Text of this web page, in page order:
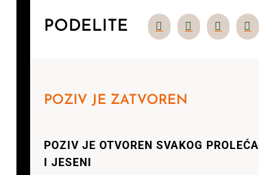
PODELITE
POZIV JE ZATVOREN
POZIV JE OTVOREN SVAKOG PROLEĆA
I JESENI